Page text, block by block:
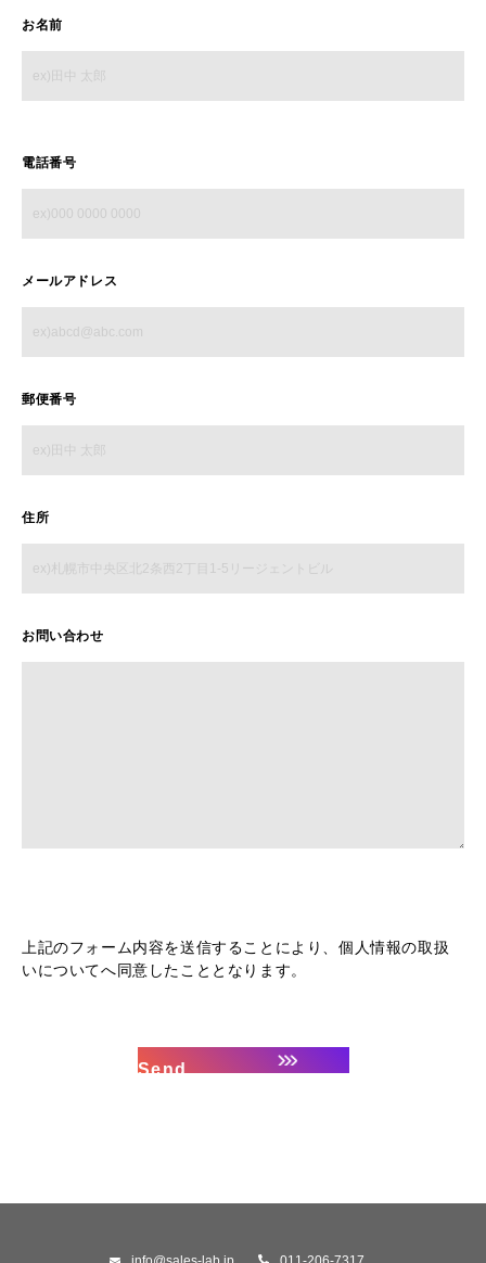
お名前
電話番号
メールアドレス
郵便番号
住所
お問い合わせ
上記のフォーム内容を送信することにより、個人情報の取扱
いについてへ同意したこととなります。